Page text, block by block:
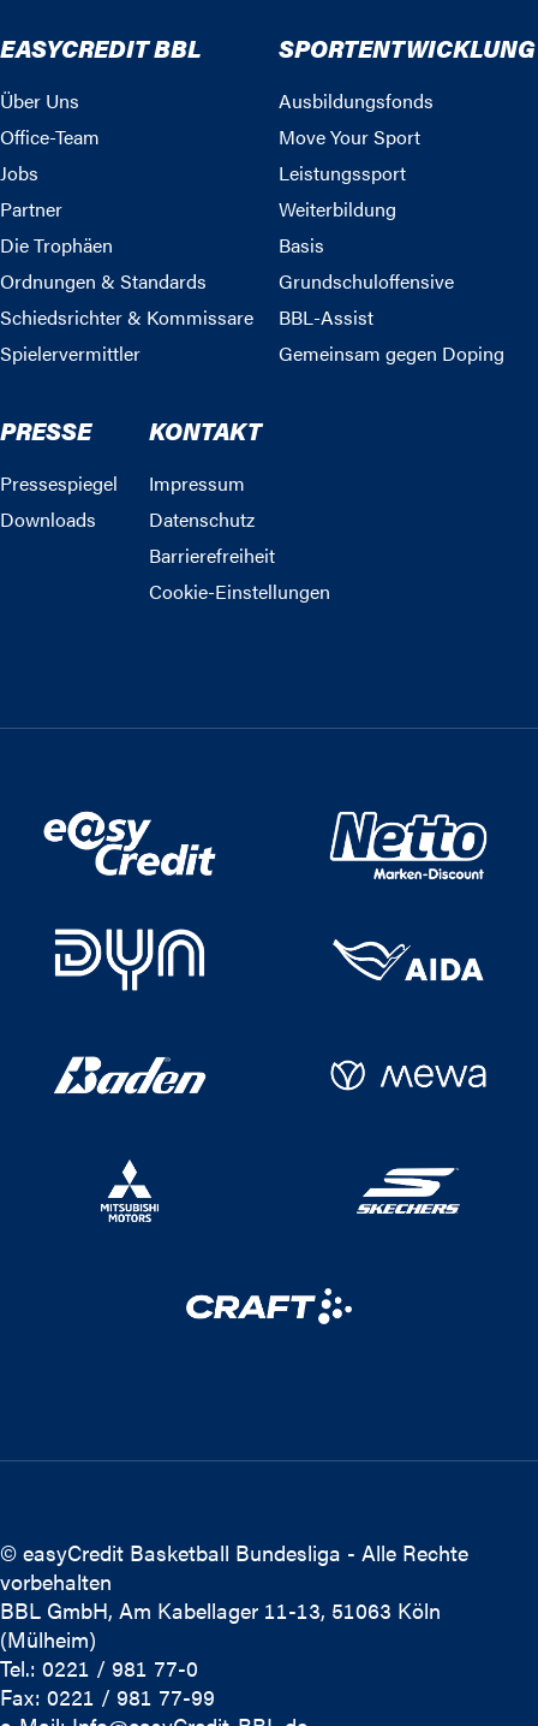
EASYCREDIT BBL
Über Uns
Office-Team
Jobs
Partner
Die Trophäen
Ordnungen & Standards
Schiedsrichter & Kommissare
Spielervermittler
SPORTENTWICKLUNG
Ausbildungsfonds
Move Your Sport
Leistungssport
Weiterbildung
Basis
Grundschuloffensive
BBL-Assist
Gemeinsam gegen Doping
PRESSE
Pressespiegel
Downloads
KONTAKT
Impressum
Datenschutz
Barrierefreiheit
Cookie-Einstellungen
© easyCredit Basketball Bundesliga - Alle Rechte
vorbehalten
BBL GmbH, Am Kabellager 11-13, 51063 Köln
(Mülheim)
Tel.: 0221 / 981 77-0
Fax: 0221 / 981 77-99